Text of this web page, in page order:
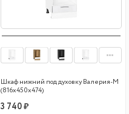
Шкаф нижний под духовку Валерия-М
(816х450х474)
3 740 ₽